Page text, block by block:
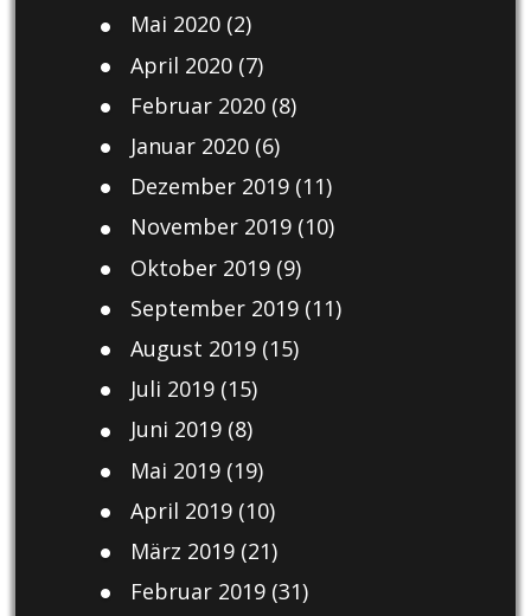
Mai 2020(2)
April 2020(7)
Februar 2020(8)
Januar 2020(6)
Dezember 2019(11)
November 2019(10)
Oktober 2019(9)
September 2019(11)
August 2019(15)
Juli 2019(15)
Juni 2019(8)
Mai 2019(19)
April 2019(10)
März 2019(21)
Februar 2019(31)